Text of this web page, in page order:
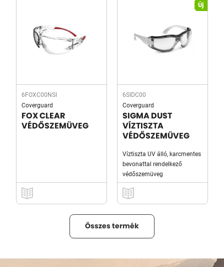
6FOXC00NSI
Coverguard
FOX CLEAR
VÉDŐSZEMÜVEG
Új
6SIDC00
Coverguard
SIGMA DUST
VÍZTISZTA
VÉDŐSZEMÜVEG
Víztiszta UV álló, karcmentes
bevonattal rendelkező
védőszemüveg
Összes termék